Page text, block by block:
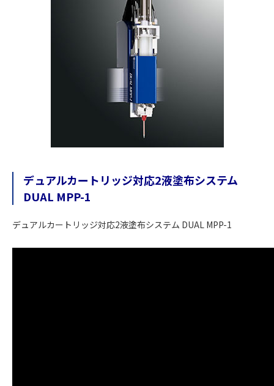
デュアルカートリッジ対応2液塗布システム
DUAL MPP-1
デュアルカートリッジ対応2液塗布システム DUAL MPP-1